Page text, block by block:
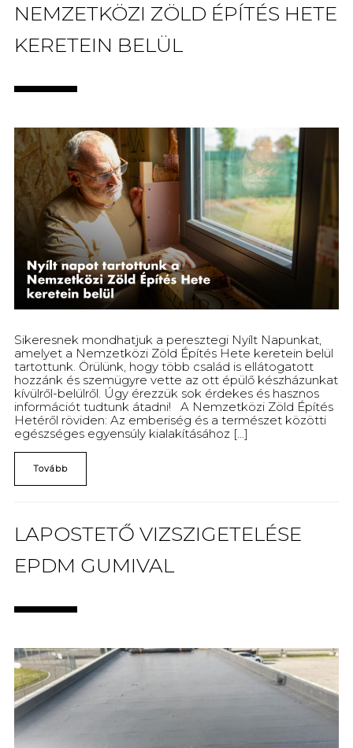
NEMZETKÖZI ZÖLD ÉPÍTÉS HETE
KERETEIN BELÜL
Sikeresnek mondhatjuk a peresztegi Nyílt Napunkat,
amelyet a Nemzetközi Zöld Építés Hete keretein belül
tartottunk. Örülünk, hogy több család is ellátogatott
hozzánk és szemügyre vette az ott épülő készházunkat
kívülről-belülről. Úgy érezzük sok érdekes és hasznos
információt tudtunk átadni! A Nemzetközi Zöld Építés
Hetéről röviden: Az emberiség és a természet közötti
egészséges egyensúly kialakításához [...]
Tovább
LAPOSTETŐ VIZSZIGETELÉSE
EPDM GUMIVAL